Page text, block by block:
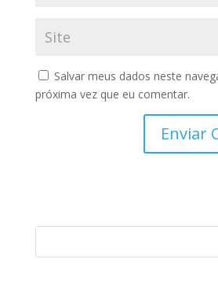
Salvar meus dados neste
próxima vez que eu comentar.